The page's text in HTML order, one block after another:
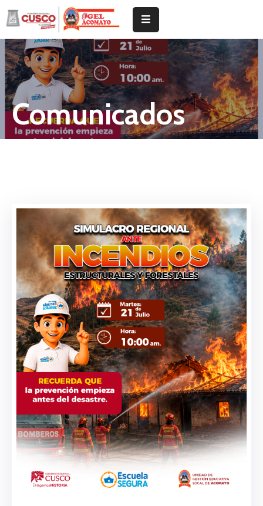
Inicio
Institucional
Tramites
Noticias
Comunicados